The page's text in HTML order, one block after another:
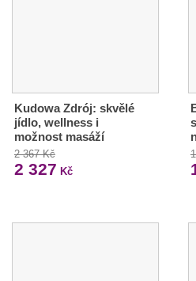
Kudowa Zdrój: skvělé
jídlo, wellness i
možnost masáží
2 367 Kč
2 327 Kč